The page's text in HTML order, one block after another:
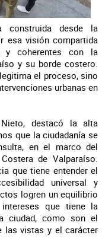
construida desde la
esa visión compartida
y coherentes con la
y su borde costero.
el proceso, sino
urbanas en
destacó la alta
que la ciudadanía se
en el marco del
de Valparaíso.
que tiene entender el
universal y
logren un equilibrio
que tiene la
ciudad, como son el
las vistas y el carácter